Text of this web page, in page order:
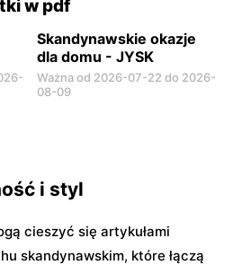
w pdf
Skandynawskie okazje
dla domu - JYSK
Ważna od 2026-07-22 do 2026-
08-09
i styl
cieszyć się artykułami
skandynawskim, które łączą